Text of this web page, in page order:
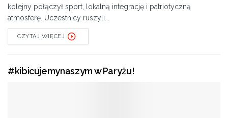
kolejny połączył sport, lokalną integrację i patriotyczną
atmosferę. Uczestnicy ruszyli...
CZYTAJ WIĘCEJ
#kibicujemynaszym w Paryżu!